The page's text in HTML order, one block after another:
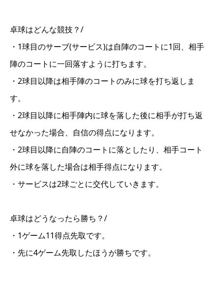
卓球はどんな競技？/
・1球目のサーブ(サービス)は自陣のコートに1回、相手
陣のコートに一回落すように打ちます。
・2球目以降は相手陣のコートのみに球を打ち返しま
す。
・2球目以降に相手陣内に球を落した後に相手が打ち返
せなかった場合、自信の得点になります。
・2球目以降に自陣のコートに落としたり、相手コート
外に球を落した場合は相手得点になります。
・サービスは2球ごとに交代していきます。
卓球はどうなったら勝ち？/
・1ゲーム11得点先取です。
・先に4ゲーム先取したほうが勝ちです。